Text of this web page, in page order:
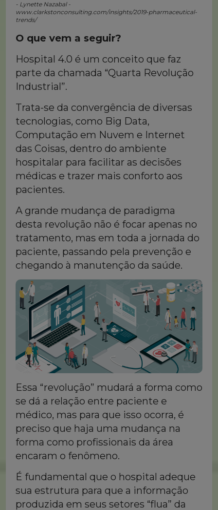
- Lynette Nazabal -
www.clarkstonconsulting.com/insights/2019-pharmaceutical-
trends/
O que vem a seguir?
Hospital 4.0 é um conceito que faz
parte da chamada “Quarta Revolução
Industrial”.
Trata-se da convergência de diversas
tecnologias, como Big Data,
Computação em Nuvem e Internet
das Coisas, dentro do ambiente
hospitalar para facilitar as decisões
médicas e trazer mais conforto aos
pacientes.
A grande mudança de paradigma
desta revolução não é focar apenas no
tratamento, mas em toda a jornada do
paciente, passando pela prevenção e
chegando à manutenção da saúde.
Essa “revolução” mudará a forma como
se dá a relação entre paciente e
médico, mas para que isso ocorra, é
preciso que haja uma mudança na
forma como profissionais da área
encaram o fenômeno.
É fundamental que o hospital adeque
sua estrutura para que a informação
produzida em seus setores “flua” da